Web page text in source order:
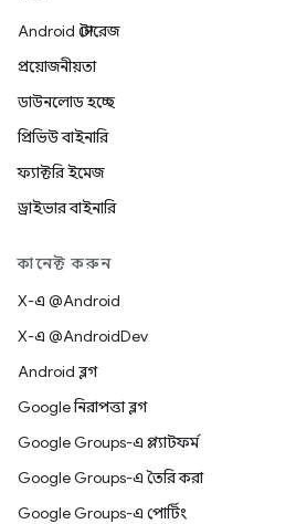
Android স্টোরেজ
প্রয়োজনীয়তা
ডাউনলোড হচ্ছে
প্রিভিউ বাইনারি
ফ্যাক্টরি ইমেজ
ড্রাইভার বাইনারি
কানেক্ট করুন
X-এ @Android
X-এ @AndroidDev
Android ব্লগ
Google নিরাপত্তা ব্লগ
Google Groups-এ প্ল্যাটফর্ম
Google Groups-এ তৈরি করা
Google Groups-এ পোর্টিং